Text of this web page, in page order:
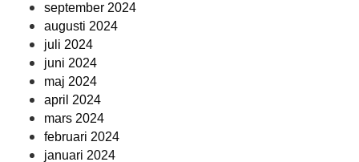
september 2024
augusti 2024
juli 2024
juni 2024
maj 2024
april 2024
mars 2024
februari 2024
januari 2024